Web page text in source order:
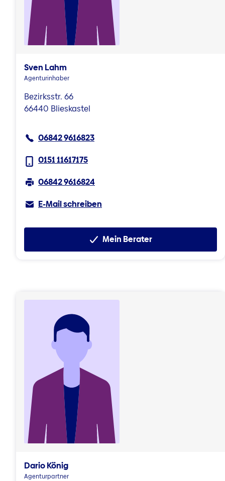
Sven Lahm
Agenturinhaber
Bezirksstr. 66
66440 Blieskastel
06842 9616823
0151 11617175
06842 9616824
E-Mail schreiben
Mein Berater
Dario König
Agenturpartner